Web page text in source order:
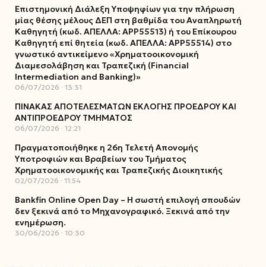
Επιστημονική Διάλεξη Υποψηφίων για την πλήρωση
μίας θέσης μέλους ΔΕΠ στη βαθμίδα του Αναπληρωτή
Καθηγητή (κωδ. ΑΠΕΛΛΑ: ΑΡΡ55513) ή του Επίκουρου
Καθηγητή επί θητεία (κωδ. ΑΠΕΛΛΑ: ΑΡΡ55514) στο
γνωστικό αντικείμενο «Χρηματοοικονομική
Διαμεσολάβηση και Τραπεζική (Financial
Intermediation and Banking)»
06/07/2026 13:31
ΠΙΝΑΚΑΣ ΑΠΟΤΕΛΕΣΜΑΤΩΝ ΕΚΛΟΓΗΣ ΠΡΟΕΔΡΟΥ ΚΑΙ
ΑΝΤΙΠΡΟΕΔΡΟΥ ΤΜΗΜΑΤΟΣ
06/07/2026 12:21
Πραγματοποιήθηκε η 26η Τελετή Απονομής
Υποτροφιών και Βραβείων του Τμήματος
Χρηματοοικονομικής και Τραπεζικής Διοικητικής
02/07/2026 11:54
Bankfin Online Open Day – Η σωστή επιλογή σπουδών
δεν ξεκινά από το Μηχανογραφικό. Ξεκινά από την
ενημέρωση.
30/06/2026 10:30